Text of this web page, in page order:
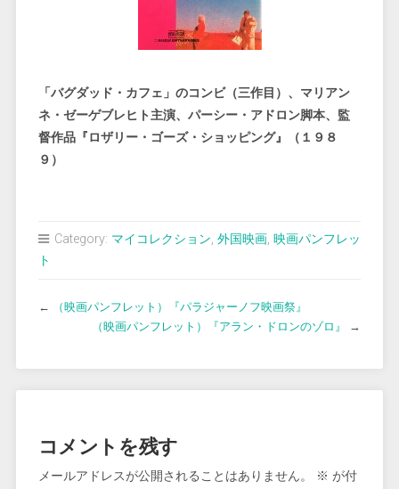
「バグダッド・カフェ」のコンビ（三作目）、マリアン
ネ・ゼーゲブレヒト主演、パーシー・アドロン脚本、監
督作品『ロザリー・ゴーズ・ショッピング』（１９８
９）
Category: マイコレクション, 外国映画, 映画パンフレッ
ト
←
（映画パンフレット）『パラジャーノフ映画祭』
（映画パンフレット）『アラン・ドロンのゾロ』
→
コメントを残す
メールアドレスが公開されることはありません。 ※ が付